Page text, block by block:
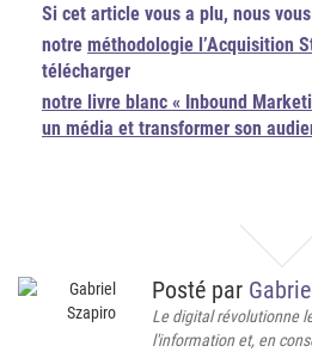
Si cet article vous a plu, nous
notre méthodologie l’Acquisition
télécharger
notre livre blanc « Inbound
un média et transformer son
Posté par
Le digital révolutionne
l'information et, en